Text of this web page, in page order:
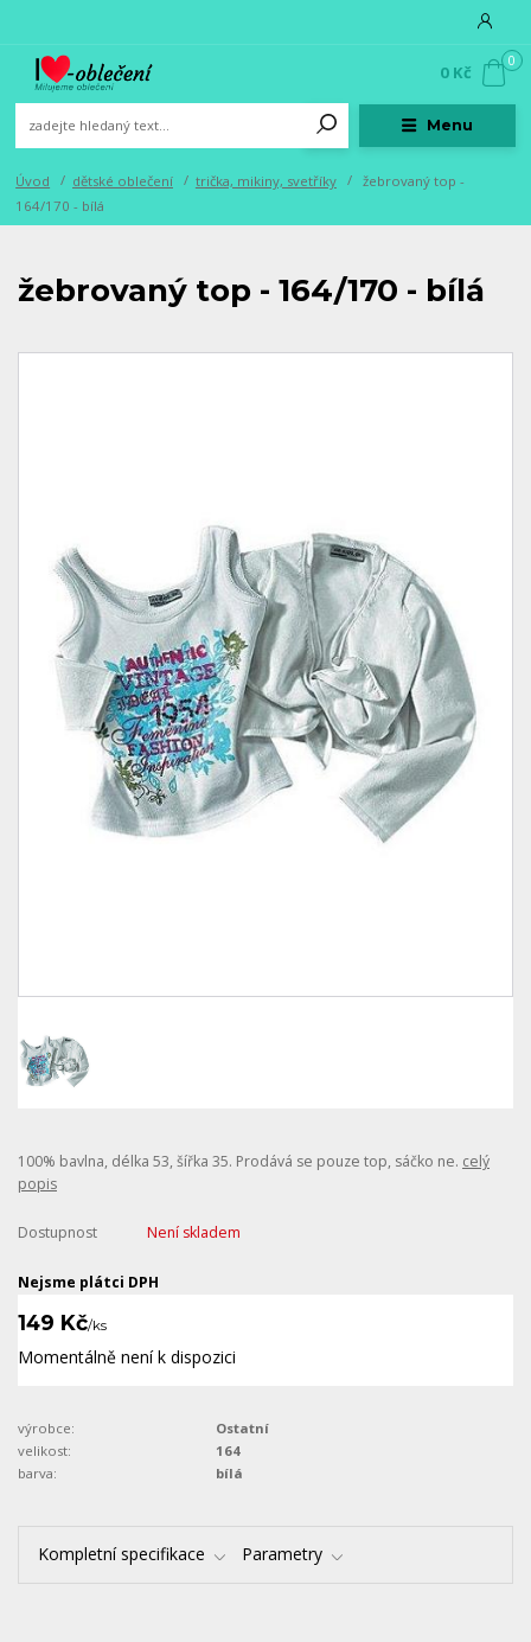
Menu
0
0 Kč
Úvod dětské oblečení trička, mikiny, svetříky
žebrovaný top -
164/170 - bílá
žebrovaný top - 164/170 - bílá
100% bavlna, délka 53, šířka 35. Prodává se pouze top, sáčko ne. celý
popis
Dostupnost Není skladem
Nejsme plátci DPH
149 Kč/ks
Momentálně není k dispozici
výrobce:
Ostatní
velikost:
164
barva:
bílá
Kompletní specifikace Parametry